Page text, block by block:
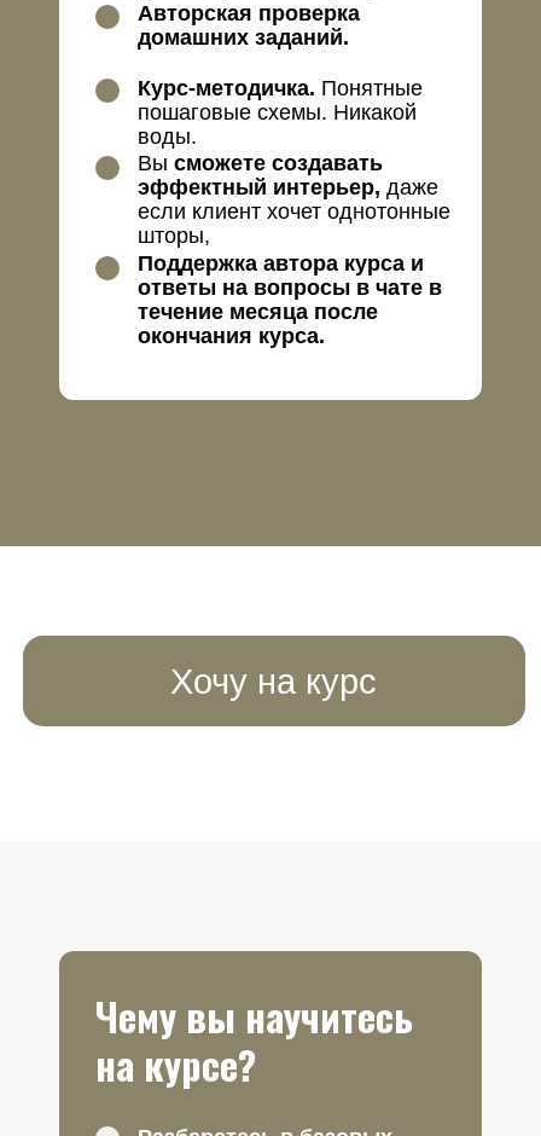
Авторская проверка
домашних заданий.
Поддержка автора курса и
ответы на вопросы в чате в
течение месяца после
окончания курса.
Вы сможете создавать
эффектный интерьер, даже
если клиент хочет однотонные
шторы,
Курс-методичка. Понятные
пошаговые схемы. Никакой
воды.
Чему вы научитесь
на курсе?